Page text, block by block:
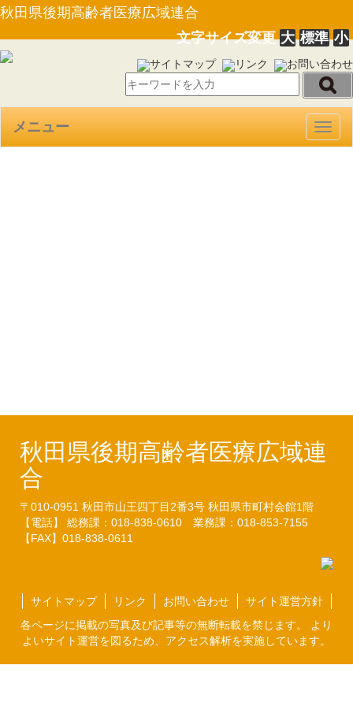
秋田県後期高齢者医療広域連合
文字サイズ変更大 標準 小
サイトマップ リンク お問い合わせ
メニュー
秋田県後期高齢者医療広域連
合
〒010-0951 秋田市山王四丁目2番3号 秋田県市町村会館1階
【電話】 総務課：018-838-0610 業務課：018-853-7155
【FAX】018-838-0611
サイトマップ リンク お問い合わせ
サイト運営方針
各ページに掲載の写真及び記事等の無断転載を禁じます。 より
よいサイト運営を図るため、アクセス解析を実施しています。